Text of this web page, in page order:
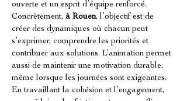
ouverte et un esprit d’équipe renforcé.
Concrètement, à Rouen, l’objectif est de
créer des dynamiques où chacun peut
s’exprimer, comprendre les priorités et
contribuer aux solutions. L’animation permet
aussi de maintenir une motivation durable,
même lorsque les journées sont exigeantes.
En travaillant la cohésion et l’engagement,